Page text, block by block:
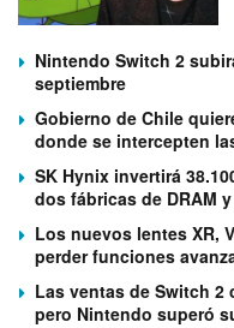
Nintendo Switch 2
septiembre
Gobierno de Chile
donde se intercepten
SK Hynix invertirá
dos fábricas de DRAM y
Los nuevos lentes XR,
perder funciones
Las ventas de Switch 2
pero Nintendo superó